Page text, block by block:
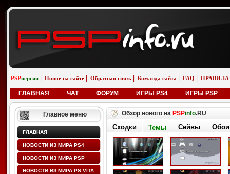
PSPверсия Новое на сайте Обратная связь Команда сайта FAQ ПРАВИЛА
ГЛАВНАЯ ЧАТ ФОРУМ ИГРЫ PS4 ИГРЫ PSP
Главное меню
ГЛАВНАЯ
НОВОСТИ ИЗ МИРА PS4
НОВОСТИ ИЗ МИРА PSP
НОВОСТИ ИЗ МИРА PS VITA
Обзор нового на PSPinfo.RU
Сходки Темы Сейвы Обои